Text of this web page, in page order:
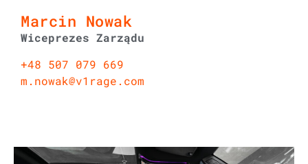
Marcin Nowak
Wiceprezes Zarządu
+48 507 079 669
m.nowak@v1rage.com